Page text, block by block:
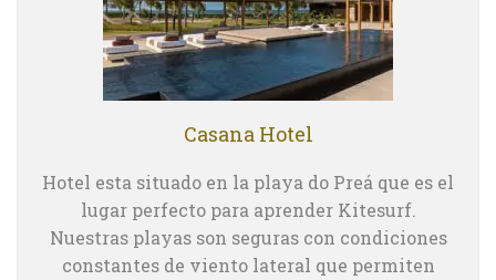
Casana Hotel
Hotel esta situado en la playa do Preá que es el
lugar perfecto para aprender Kitesurf.
Nuestras playas son seguras con condiciones
constantes de viento lateral que permiten